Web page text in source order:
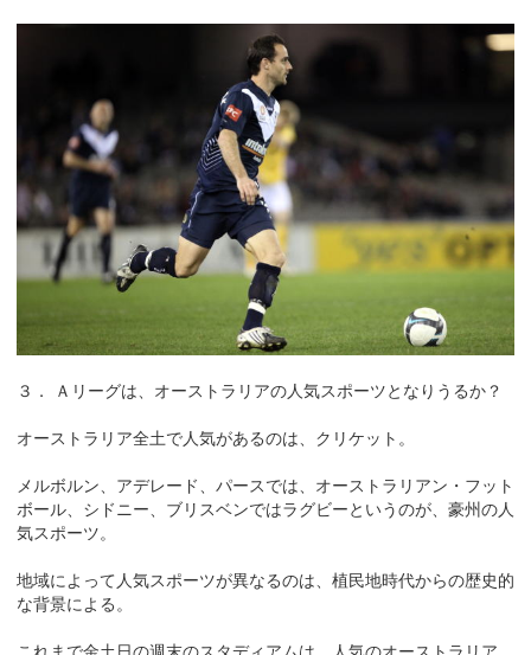
３． Ａリーグは、オーストラリアの人気スポーツとなりうるか？
オーストラリア全土で人気があるのは、クリケット。
メルボルン、アデレード、パースでは、オーストラリアン・フット
ボール、シドニー、ブリスベンではラグビーというのが、豪州の人
気スポーツ。
地域によって人気スポーツが異なるのは、植民地時代からの歴史的
な背景による。